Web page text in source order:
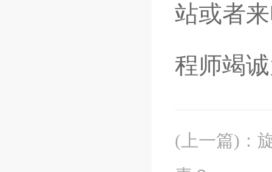
站或者
程师竭
(上一篇) ：